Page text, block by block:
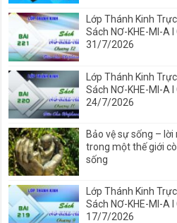
Lớp Thánh Kinh
Sách NƠ-KHE-MI-A I
31/7/2026
Lớp Thánh Kinh
Sách NƠ-KHE-MI-A
24/7/2026
Bảo vệ sự sống –
trong một thế giới
sống
Lớp Thánh Kinh
Sách NƠ-KHE-MI-A I
17/7/2026